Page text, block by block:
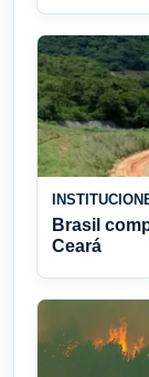
Brasil
Ceará